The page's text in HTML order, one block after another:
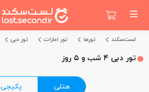
لست‌سکند تورها تور امارات تور دبی
تور دبی ۴ شب و ۵ روز
هتلی پکیجی